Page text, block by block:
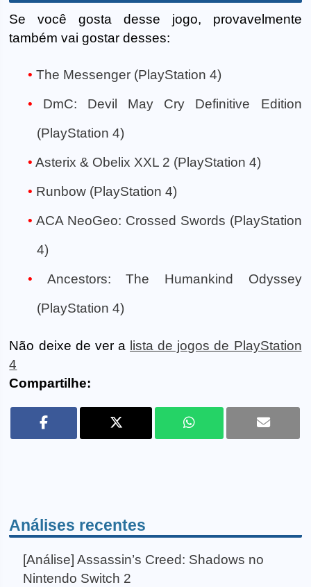
Se você gosta desse jogo, provavelmente
também vai gostar desses:
The Messenger (PlayStation 4)
DmC: Devil May Cry Definitive Edition
(PlayStation 4)
Asterix & Obelix XXL 2 (PlayStation 4)
Runbow (PlayStation 4)
ACA NeoGeo: Crossed Swords (PlayStation
4)
Ancestors: The Humankind Odyssey
(PlayStation 4)
Não deixe de ver a lista de jogos de PlayStation
4
Compartilhe:
Análises recentes
[Análise] Assassin’s Creed: Shadows no
Nintendo Switch 2